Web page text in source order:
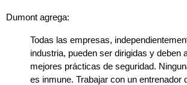
Dumont agrega:
Todas las empresas,
industria, pueden ser dirigidas y deben
mejores prácticas de seguridad.
es inmune. Trabajar con un entrenador